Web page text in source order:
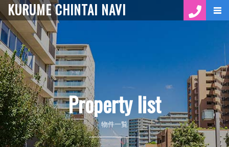
KURUME CHINTAI NAVI
Property list
物件一覧